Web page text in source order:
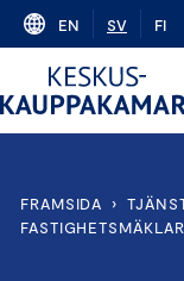
Skip
content
EN SV FI
FRAMSIDA ›